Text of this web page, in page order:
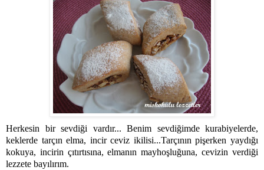
Herkesin bir sevdiği vardır... Benim sevdiğimde kurabiyelerde,
keklerde tarçın elma, incir ceviz ikilisi...Tarçının pişerken yaydığı
kokuya, incirin çıtırtısına, elmanın mayhoşluğuna, cevizin verdiği
lezzete bayılırım.